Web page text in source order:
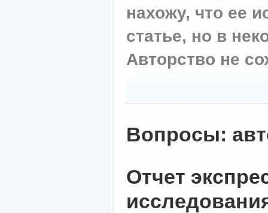
нахожу, что ее
статье, но в
Авторство не
Вопросы:
Отчет